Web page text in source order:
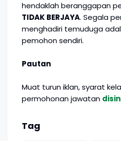
hendaklah beranggapan
TIDAK BERJAYA. Segala
menghadiri temuduga
pemohon sendiri.
Pautan
Muat turun iklan, syarat
permohonan jawatan
Tag